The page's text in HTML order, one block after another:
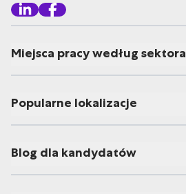
Miejsca pracy według sektora
Popularne lokalizacje
Blog dla kandydatów